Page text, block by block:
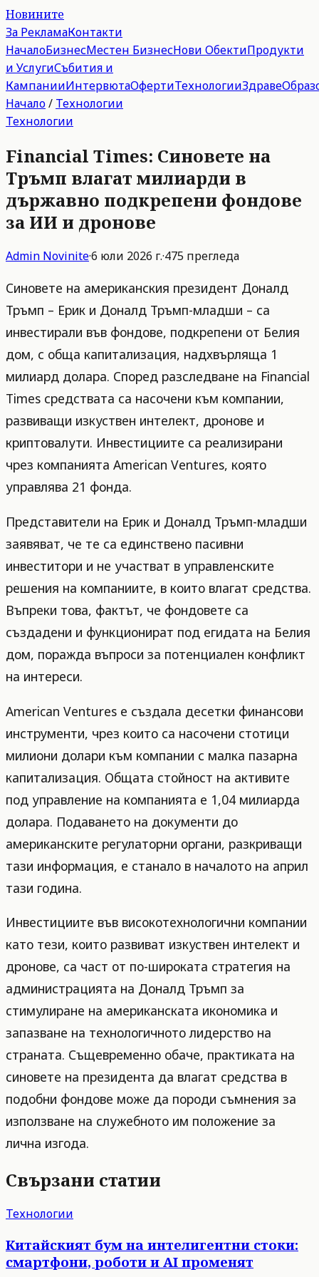
Новините
За РекламаКонтакти
НачалоБизнесМестен БизнесНови ОбектиПродукти
и УслугиСъбития и
КампанииИнтервютаОфертиТехнологииЗдраве
Начало/ Технологии
Технологии
Financial Times: Синовете на
Тръмп влагат милиарди в
държавно подкрепени фондове
за ИИ и дронове
Admin Novinite·6 юли 2026 г.·475 прегледа
Синовете на американския президент Доналд
Тръмп – Ерик и Доналд Тръмп-младши – са
инвестирали във фондове, подкрепени от Белия
дом, с обща капитализация, надхвърляща 1
милиард долара. Според разследване на Financial
Times средствата са насочени към компании,
развиващи изкуствен интелект, дронове и
криптовалути. Инвестициите са реализирани
чрез компанията American Ventures, която
управлява 21 фонда.
Представители на Ерик и Доналд Тръмп-младши
заявяват, че те са единствено пасивни
инвеститори и не участват в управленските
решения на компаниите, в които влагат средства.
Въпреки това, фактът, че фондовете са
създадени и функционират под егидата на Белия
дом, поражда въпроси за потенциален конфликт
на интереси.
American Ventures е създала десетки финансови
инструменти, чрез които са насочени стотици
милиони долари към компании с малка пазарна
капитализация. Общата стойност на активите
под управление на компанията е 1,04 милиарда
долара. Подаването на документи до
американските регулаторни органи, разкриващи
тази информация, е станало в началото на април
тази година.
Инвестициите във високотехнологични компании
като тези, които развиват изкуствен интелект и
дронове, са част от по-широката стратегия на
администрацията на Доналд Тръмп за
стимулиране на американската икономика и
запазване на технологичното лидерство на
страната. Същевременно обаче, практиката на
синовете на президента да влагат средства в
подобни фондове може да породи съмнения за
използване на служебното им положение за
лична изгода.
Свързани статии
Технологии
Китайският бум на интелигентни стоки:
смартфони, роботи и AI променят